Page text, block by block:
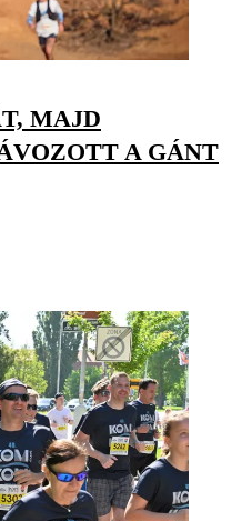
MAJD
A GÁNT